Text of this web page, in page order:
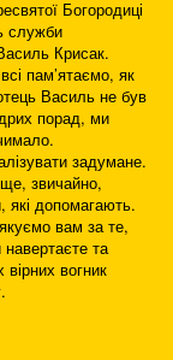
Богородиці
служби
Крисак.
пам’ятаємо, як
Василь не був
порад, ми
задумане.
звичайно,
які допомагають.
вам за те,
та
вогник